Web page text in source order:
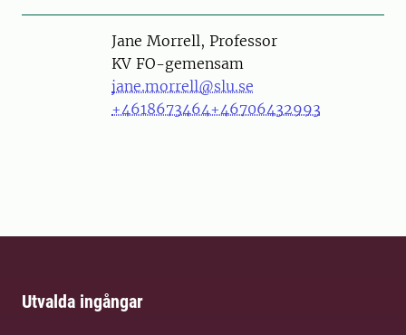
PersonJane Morrell, Professor
KV FO-gemensam
jane.morrell@slu.se
+4618673464+46706432993
Utvalda ingångar